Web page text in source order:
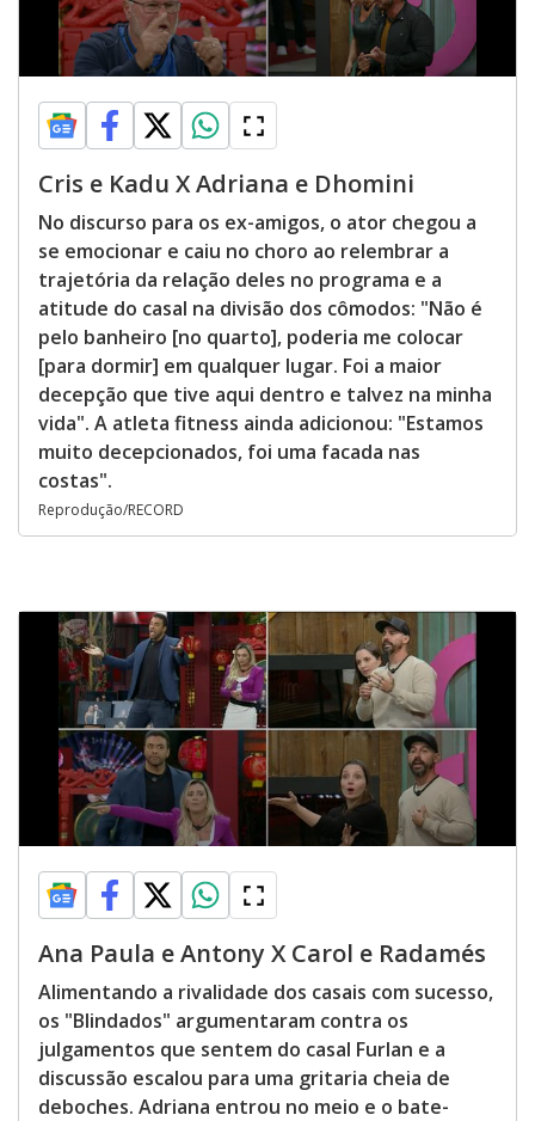
Cris e Kadu X Adriana e Dhomini
No discurso para os ex-amigos, o ator chegou a
se emocionar e caiu no choro ao relembrar a
trajetória da relação deles no programa e a
atitude do casal na divisão dos cômodos: "Não é
pelo banheiro [no quarto], poderia me colocar
[para dormir] em qualquer lugar. Foi a maior
decepção que tive aqui dentro e talvez na minha
vida". A atleta fitness ainda adicionou: "Estamos
muito decepcionados, foi uma facada nas
costas".
Reprodução/RECORD
Ana Paula e Antony X Carol e Radamés
Alimentando a rivalidade dos casais com sucesso,
os "Blindados" argumentaram contra os
julgamentos que sentem do casal Furlan e a
discussão escalou para uma gritaria cheia de
deboches. Adriana entrou no meio e o bate-